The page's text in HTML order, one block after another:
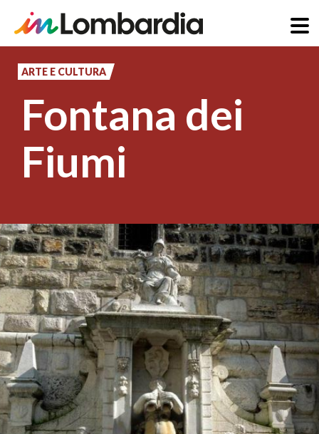
principale
ARTE E CULTURA
Fontana dei
Fiumi